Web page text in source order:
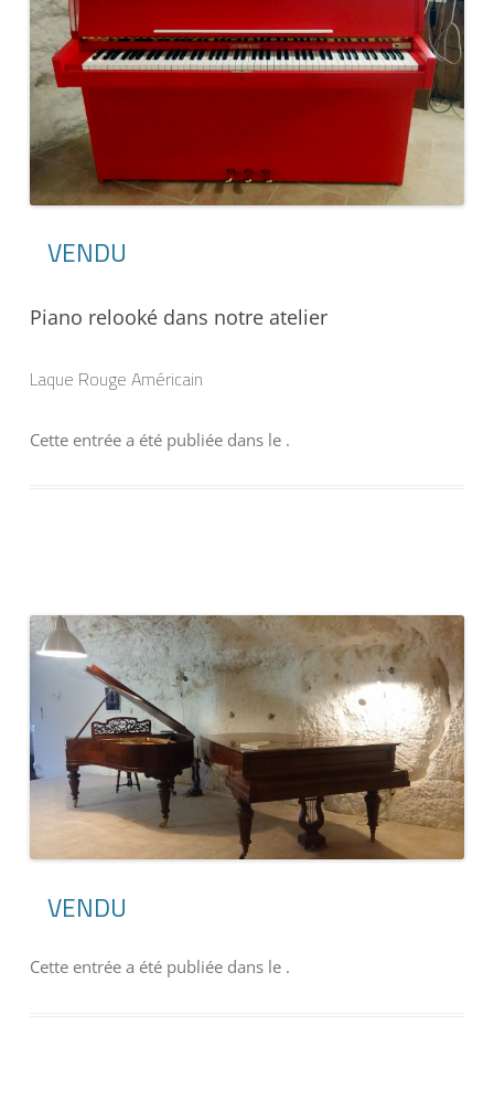
VENDU
Piano relooké dans notre atelier
Laque Rouge Américain
Cette entrée a été publiée dans le .
VENDU
Cette entrée a été publiée dans le .